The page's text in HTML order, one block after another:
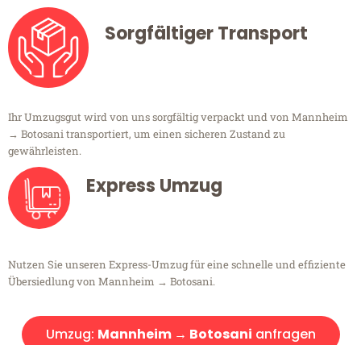
Sorgfältiger Transport
Ihr Umzugsgut wird von uns sorgfältig verpackt und von Mannheim
→ Botosani transportiert, um einen sicheren Zustand zu
gewährleisten.
Express Umzug
Nutzen Sie unseren Express-Umzug für eine schnelle und effiziente
Übersiedlung von Mannheim → Botosani.
Umzug: Mannheim → Botosani anfragen